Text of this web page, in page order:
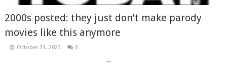
2000s posted: they just don’t make parody
movies like this anymore
October 31, 2023 0
‌ ‌ ‌ ‌ ‌ ‌ ‌ ‌ ‌ ‌ ‌ ‌ ‌ ‌ ‌ ‌ ‌ ‌ ‌ ‌ ‌ ‌ ‌ ‌ ‌ ‌ ‌ ‌ ‌ ‌ ‌ ‌ ‌ ‌ ‌ ‌ ‌ ‌ ‌ ‌ ‌ ‌ ‌ ‌ ‌ ‌ ‌ ‌ ‌ ‌ ‌ ‌ ‌ ‌ ‌ ‌ ‌ ‌ ‌ ‌ ‌ ‌ ‌ ‌ ‌ ‌ ‌...